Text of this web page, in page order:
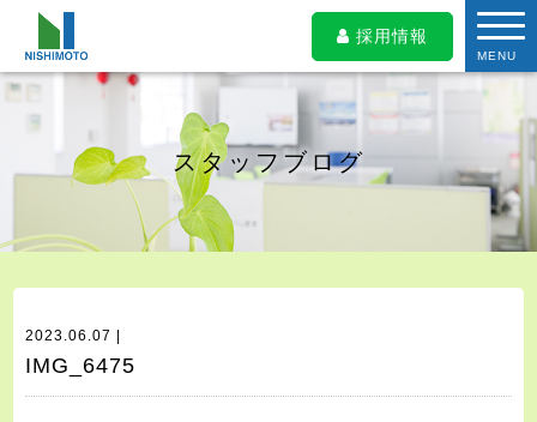
採用情報
MENU
スタッフブログ
2023.06.07 |
IMG_6475